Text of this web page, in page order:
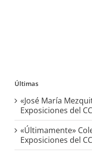
Últimas
«José María
Exposiciones del
«Últimamente»
Exposiciones del